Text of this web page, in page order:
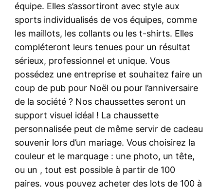
équipe. Elles s’assortiront avec style aux
sports individualisés de vos équipes, comme
les maillots, les collants ou les t-shirts. Elles
compléteront leurs tenues pour un résultat
sérieux, professionnel et unique. Vous
possédez une entreprise et souhaitez faire un
coup de pub pour Noël ou pour l’anniversaire
de la société ? Nos chaussettes seront un
support visuel idéal ! La chaussette
personnalisée peut de même servir de cadeau
souvenir lors d’un mariage. Vous choisirez la
couleur et le marquage : une photo, un tête,
ou un , tout est possible à partir de 100
paires. vous pouvez acheter des lots de 100 à